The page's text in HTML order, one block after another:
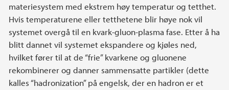
materiesystem med ekstrem høy temperatur og tetthet.
Hvis temperaturene eller tetthetene blir høye nok vil
systemet overgå til en kvark-gluon-plasma fase. Etter å ha
blitt dannet vil systemet ekspandere og kjøles ned,
hvilket fører til at de “frie” kvarkene og gluonene
rekombinerer og danner sammensatte partikler (dette
kalles “hadronization” på engelsk, der en hadron er et